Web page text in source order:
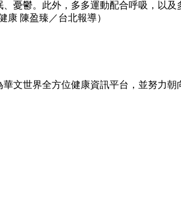
憂鬱。此外，多多運動配合呼吸，以及
陳盈臻／台北報導）
文世界全方位健康資訊平台，並努力